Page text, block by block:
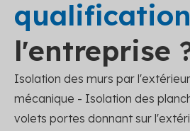
qualification
l'entreprise
Isolation des murs par
mécanique - Isolation des
volets portes donnant sur